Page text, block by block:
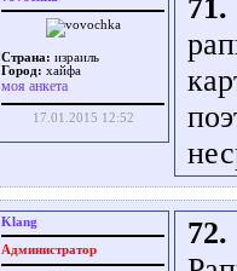
Страна: израиль
Город: хайфа
моя анкета
17.01.2015 12:52
71.
Klang
Администратор
72.